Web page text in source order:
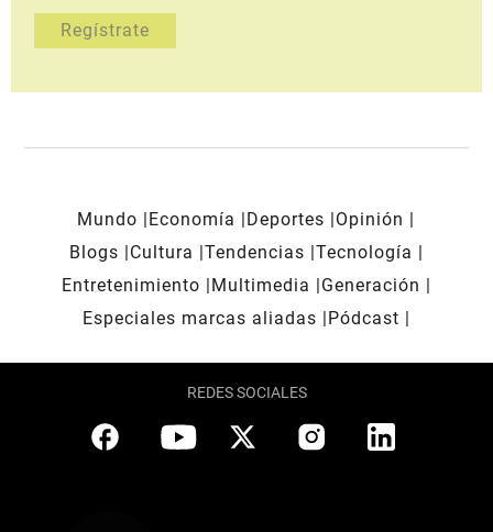
Mundo Economía Deportes
Opinión
Blogs
Cultura Tendencias Tecnología
Entretenimiento
Multimedia
Generación
Especiales marcas aliadas
Pódcast
REDES SOCIALES